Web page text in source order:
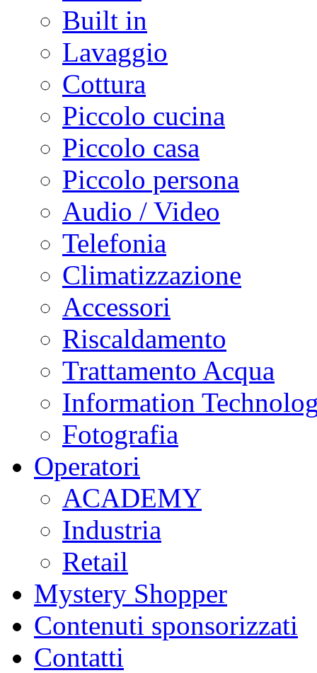
Built in
Lavaggio
Cottura
Piccolo cucina
Piccolo casa
Piccolo persona
Audio / Video
Telefonia
Climatizzazione
Accessori
Riscaldamento
Trattamento Acqua
Information
Fotografia
Operatori
ACADEMY
Industria
Retail
Mystery Shopper
Contenuti sponsorizzati
Contatti